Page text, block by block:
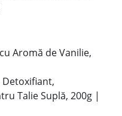
Aromă de Vanilie,
Detoxifiant,
Talie Suplă, 200g |